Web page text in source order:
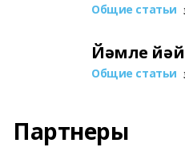
Общие статьи
Йәмле
Общие статьи
Партнеры